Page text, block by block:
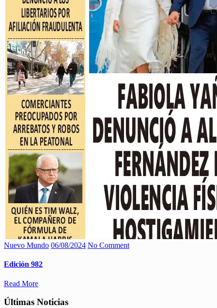
Nuevo Mundo 06/08/2024 No Comment
Edición 982
Read More
Últimas Noticias